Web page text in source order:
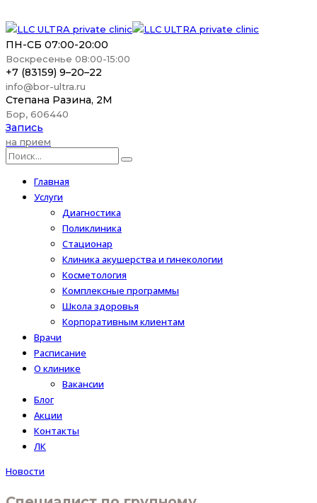
ПН-СБ 07:00-20:00
Воскресенье 08:00-15:00
+7 (83159) 9–20–22
info@bor-ultra.ru
Степана Разина, 2М
Бор, 606440
Запись
на прием
Главная
Услуги
Диагностика
Поликлиника
Стационар
Клиника акушерства и гинекологии
Косметология
Комплексные программы
Школа здоровья
Корпоративным клиентам
Врачи
Расписание
О клинике
Вакансии
Блог
Акции
Контакты
ЛК
Новости